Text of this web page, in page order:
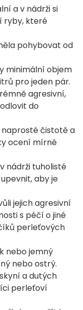
a v nádrži si
ryby, které
pohybovat od
minimální objem
pro jeden pár.
agresivní,
do
naprosté čistotě a
ocení mírné
nádrži tuholisté
aby je
jejich agresivní
s péčí o jiné
perleťových
nebo jemný
nebo ostrý.
a dutých
perleťoví